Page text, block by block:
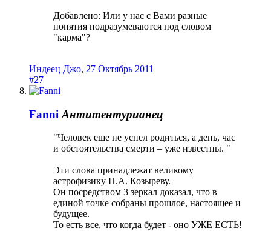
Добавлено: Или у нас с Вами разные
понятия подразумеваются под словом
"карма"?
Индеец Джо, 27 Октябрь 2011
#27
Fanni Антитентурианец
"Человек еще не успел родиться, а день, час
и обстоятельства смерти – уже известны. "
Эти слова принадлежат великому
астрофизику Н.А. Козыреву.
Он посредством 3 зеркал доказал, что в
единой точке собраны прошлое, настоящее и
будущее.
То есть все, что когда будет - оно УЖЕ ЕСТЬ!